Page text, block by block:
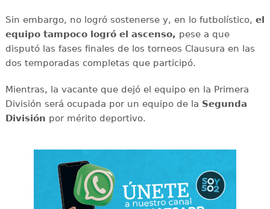
Sin embargo, no logró sostenerse y, en lo futbolístico, el
equipo tampoco logró el ascenso, pese a que
disputó las fases finales de los torneos Clausura en las
dos temporadas completas que participó.
Mientras, la vacante que dejó el equipo en la Primera
División será ocupada por un equipo de la Segunda
División por mérito deportivo.